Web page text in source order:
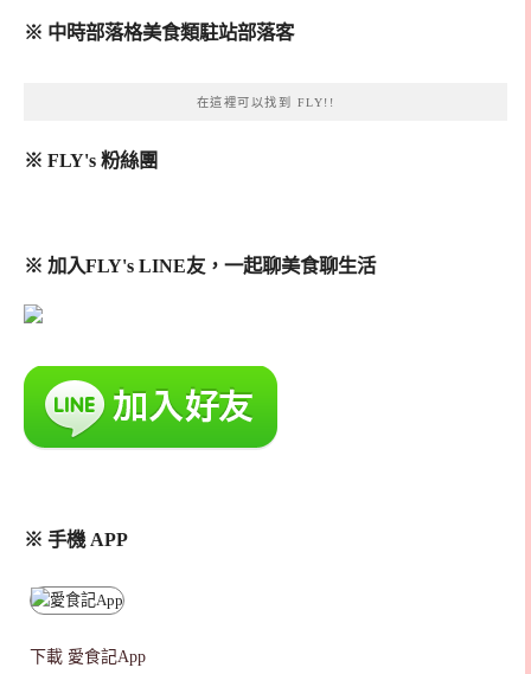
※ 中時部落格美食類駐站部落客
在這裡可以找到 FLY!!
※ FLY's 粉絲團
※ 加入FLY's LINE友，一起聊美食聊生活
※ 手機 APP
下載 愛食記App